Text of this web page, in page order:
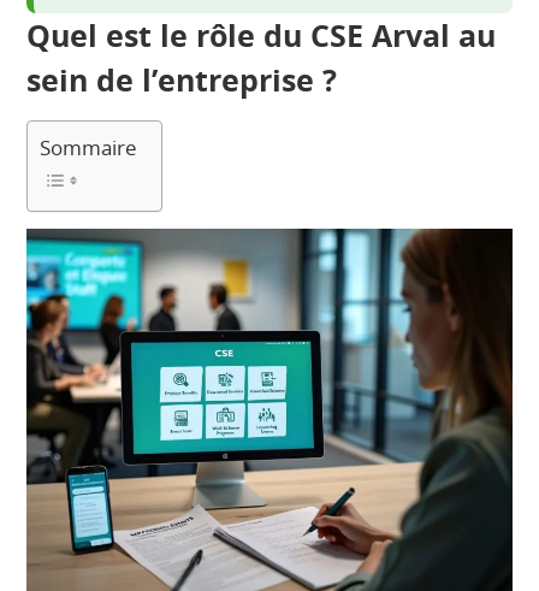
Quel est le rôle du CSE Arval au
sein de l’entreprise ?
Sommaire